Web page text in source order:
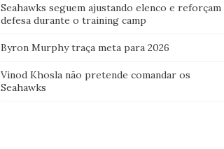
Seahawks seguem ajustando elenco e reforçam
defesa durante o training camp
Byron Murphy traça meta para 2026
Vinod Khosla não pretende comandar os
Seahawks